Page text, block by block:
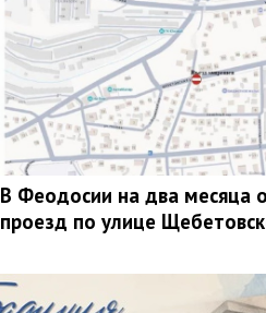
В Феодосии на два месяца
проезд по улице